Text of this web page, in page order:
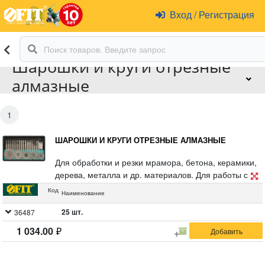
Вход /Регистрация
Шарошки и круги отрезные
алмазные
1
ШАРОШКИ И КРУГИ ОТРЕЗНЫЕ АЛМАЗНЫЕ
Для обработки и резки мрамора, бетона, керамики,
дерева, металла и др. материалов. Для работы с
гравировальной машинкой. В комплекте: Круги
мм. Шарошки алмазные: 18 шт. Штифт D 3 мм: 2 шт.
Материал: инструментальная сталь, режущая
кромка содержит порошок из технических алмазов.
Код Наименование
36487 25 шт.
1 034.00